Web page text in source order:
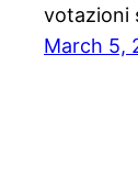
votazioni
March 5,